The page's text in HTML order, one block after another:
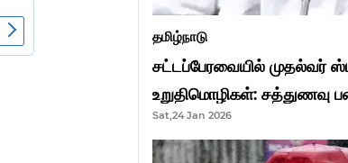
தமிழ்நாடு
சட்டப்பேரவையில் முதல்வர்
உறுதிமொழிகள்: சத்துணவு
ஆசிரியர்களுக்கு ஜாக்பாட்!
Sat,24 Jan 2026